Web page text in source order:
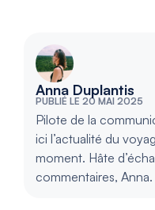
Anna Duplantis
PUBLIÉ LE 20 MAI 2025
Pilote de la
ici l’actualité du
moment. Hâte
commentaires, Anna.